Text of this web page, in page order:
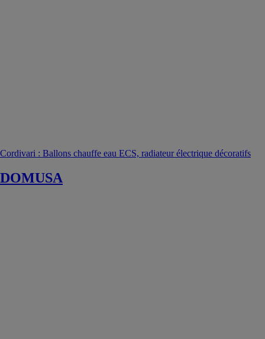
Cordivari : Ballons chauffe eau ECS, radiateur électrique décoratifs
DOMUSA